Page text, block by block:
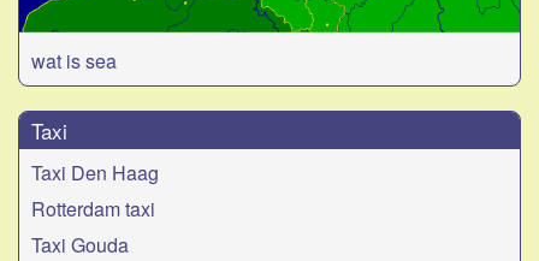
wat is sea
Taxi
Taxi Den Haag
Rotterdam taxi
Taxi Gouda